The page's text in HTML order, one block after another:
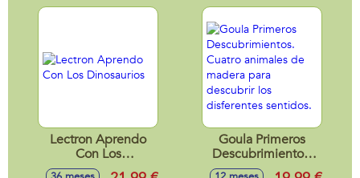
Lectron Aprendo
Con Los
Dinosaurios
Goula Primeros
Descubrimientos.
Cuatro animales de